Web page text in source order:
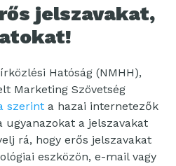
jelszavakat,
Hatóság (NMHH),
Marketing Szövetség
szerint a hazai internetezők
a jelszavakat
rá, hogy erős jelszavakat
eszközön, e-mail vagy